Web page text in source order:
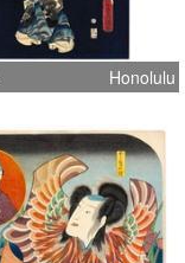
Honolulu